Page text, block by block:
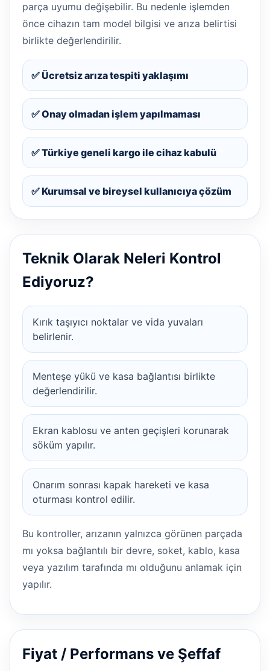
parça uyumu değişebilir. Bu nedenle işlemden
önce cihazın tam model bilgisi ve arıza belirtisi
birlikte değerlendirilir.
✅ Ücretsiz arıza tespiti yaklaşımı
✅ Onay olmadan işlem yapılmaması
✅ Türkiye geneli kargo ile cihaz kabulü
✅ Kurumsal ve bireysel kullanıcıya çözüm
Teknik Olarak Neleri Kontrol
Ediyoruz?
Kırık taşıyıcı noktalar ve vida yuvaları
belirlenir.
Menteşe yükü ve kasa bağlantısı birlikte
değerlendirilir.
Ekran kablosu ve anten geçişleri korunarak
söküm yapılır.
Onarım sonrası kapak hareketi ve kasa
oturması kontrol edilir.
Bu kontroller, arızanın yalnızca görünen parçada
mı yoksa bağlantılı bir devre, soket, kablo, kasa
veya yazılım tarafında mı olduğunu anlamak için
yapılır.
Fiyat / Performans ve Şeffaf